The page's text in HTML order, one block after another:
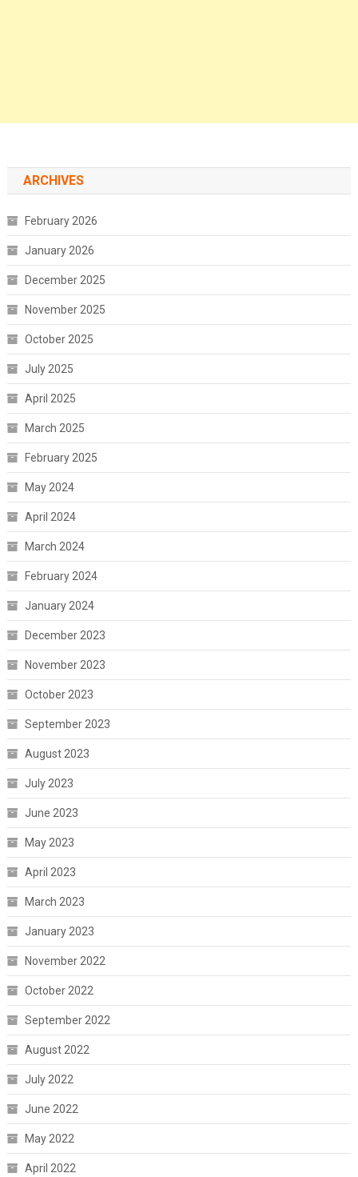
ARCHIVES
February 2026
January 2026
December 2025
November 2025
October 2025
July 2025
April 2025
March 2025
February 2025
May 2024
April 2024
March 2024
February 2024
January 2024
December 2023
November 2023
October 2023
September 2023
August 2023
July 2023
June 2023
May 2023
April 2023
March 2023
January 2023
November 2022
October 2022
September 2022
August 2022
July 2022
June 2022
May 2022
April 2022